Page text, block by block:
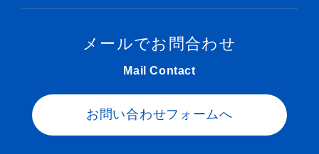
メールでお問合わせ
Mail Contact
お問い合わせフォームへ